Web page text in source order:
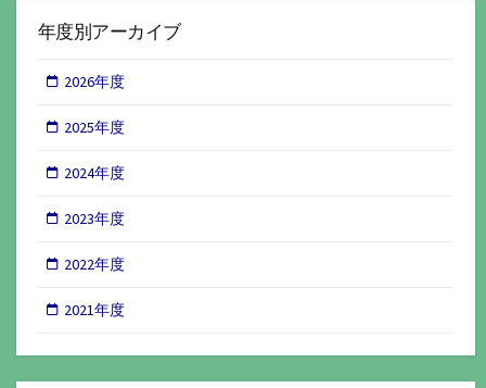
年度別アーカイブ
2026年度
2025年度
2024年度
2023年度
2022年度
2021年度